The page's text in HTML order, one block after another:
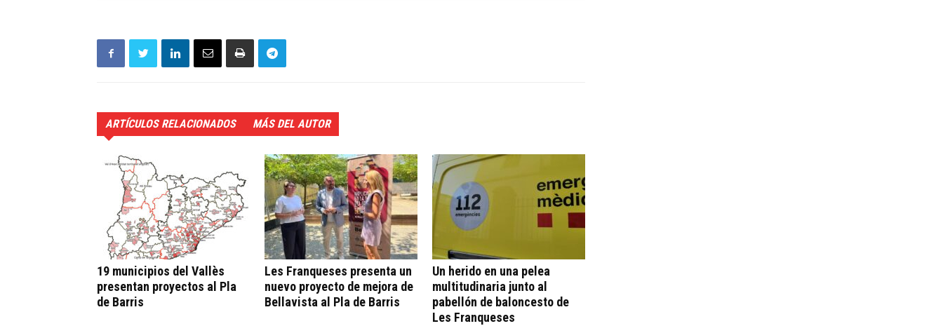
ARTÍCULOS RELACIONADOS MÁS DEL AUTOR
19 municipios del Vallès
presentan proyectos al Pla
de Barris
Les Franqueses presenta un
nuevo proyecto de mejora de
Bellavista al Pla de Barris
Un herido en una pelea
multitudinaria junto al
pabellón de baloncesto de
Les Franqueses